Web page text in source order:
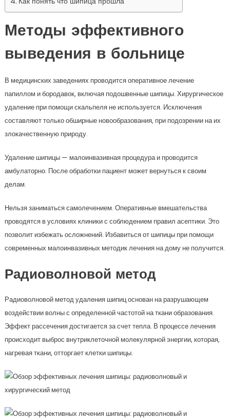
Методы эффективного
выведения в больнице
В медицинских заведениях проводится оперативное лечение
папиллом и бородавок, включая подошвенные шипицы. Хирургическое
удаление при помощи скальпеля не используется. Исключения
составляют только обширные новообразования, при подозрении на их
злокачественную природу.
Удаление шипицы — малоинвазивная процедура и проводится
амбулаторно. После обработки пациент может вернуться к своим
делам.
Нельзя заниматься самолечением. Оперативные вмешательства
проводятся в условиях клиники с соблюдением правил асептики. Это
позволит избежать осложнений. Избавиться от шипицы при помощи
современных малоинвазивных методик лечения на дому не получится.
Радиоволновой метод
Радиоволновой метод удаления шипиц основан на разрушающем
воздействии волны с определенной частотой на ткани образования.
Эффект рассечения достигается за счет тепла. В процессе лечения
происходит выброс внутриклеточной молекулярной энергии, которая,
нагревая ткани, отторгает клетки шипицы.